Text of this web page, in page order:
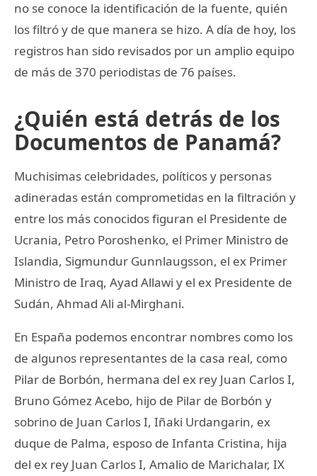
no se conoce la identificación de la fuente, quién
los filtró y de que manera se hizo. A día de hoy, los
registros han sido revisados por un amplio equipo
de más de 370 periodistas de 76 países.
¿Quién está detrás de los
Documentos de Panamá?
Muchisimas celebridades, políticos y personas
adineradas están comprometidas en la filtración y
entre los más conocidos figuran el Presidente de
Ucrania, Petro Poroshenko, el Primer Ministro de
Islandia, Sigmundur Gunnlaugsson, el ex Primer
Ministro de Iraq, Ayad Allawi y el ex Presidente de
Sudán, Ahmad Ali al-Mirghani.
En España podemos encontrar nombres como los
de algunos representantes de la casa real, como
Pilar de Borbón, hermana del ex rey Juan Carlos I,
Bruno Gómez Acebo, hijo de Pilar de Borbón y
sobrino de Juan Carlos I, Iñaki Urdangarin, ex
duque de Palma, esposo de Infanta Cristina, hija
del ex rey Juan Carlos I, Amalio de Marichalar, IX